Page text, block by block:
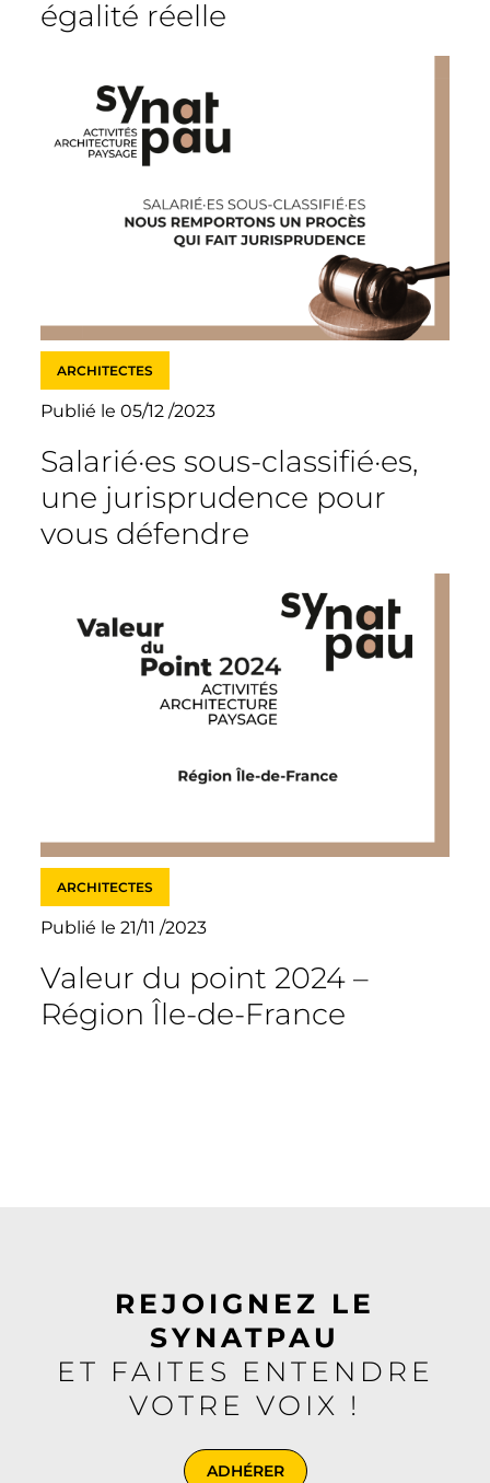
égalité réelle
ARCHITECTES
Publié le 05/12 /2023
Salarié·es sous-classifié·es,
une jurisprudence pour
vous défendre
ARCHITECTES
Publié le 21/11 /2023
Valeur du point 2024 –
Région Île-de-France
REJOIGNEZ LE
SYNATPAU
ET FAITES ENTENDRE
VOTRE VOIX !
ADHÉRER